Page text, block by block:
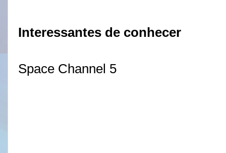
Interessantes de conhecer
Space Channel 5